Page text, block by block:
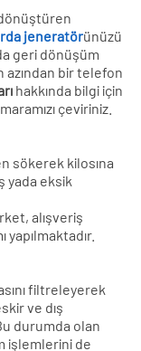
jeneratörünüzü
geri dönüşüm
azından bir telefon
hakkında bilgi için
çeviriniz.
sökerek kilosına
yada eksik
alışveriş
filtreleyerek
ve dış
durumda olan
işlemlerini de